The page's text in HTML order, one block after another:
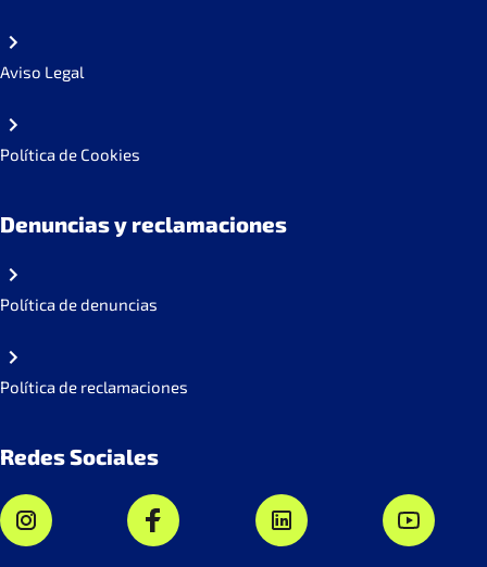
Aviso Legal
Política de Cookies
Denuncias y reclamaciones
Política de denuncias
Política de reclamaciones
Redes Sociales